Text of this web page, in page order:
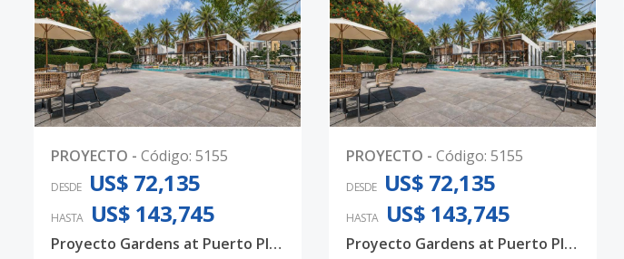
PROYECTO - Código: 5155
DESDE US$ 72,135
HASTA US$ 143,745
Proyecto Gardens at Puerto Plata Próximo a Playa Costa Dorada
PROYECTO - Código: 5155
DESDE US$ 72,135
HASTA US$ 143,745
Proyecto Gardens at Puerto Plata Próximo a Playa Costa Dorada